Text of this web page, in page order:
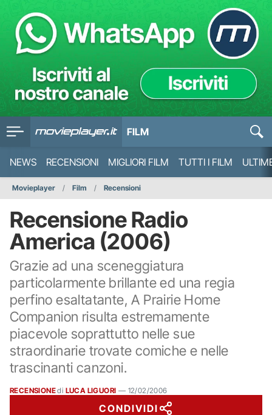
FILM
NEWS RECENSIONI MIGLIORI FILM TUTTI I FILM
Movieplayer Film Recensioni
Recensione Radio
America (2006)
Grazie ad una sceneggiatura
particolarmente brillante ed una regia
perfino esaltatante, A Prairie Home
Companion risulta estremamente
piacevole soprattutto nelle sue
straordinarie trovate comiche e nelle
trascinanti canzoni.
RECENSIONEdi LUCA LIGUORI — 12/02/2006
CONDIVIDI